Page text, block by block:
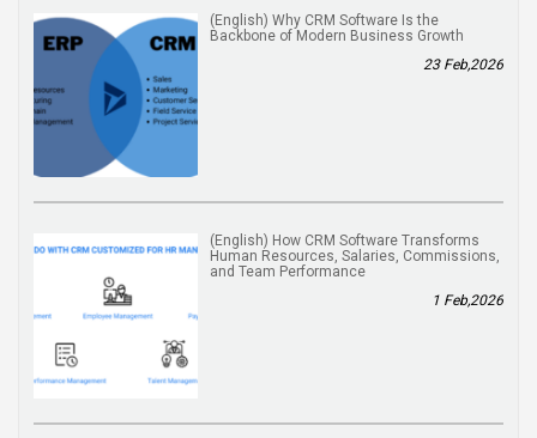
(English) Why CRM Software Is the
Backbone of Modern Business Growth
23 Feb,2026
(English) How CRM Software Transforms
Human Resources, Salaries, Commissions,
and Team Performance
1 Feb,2026